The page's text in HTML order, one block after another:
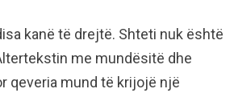
kanë të drejtë. Shteti nuk është
me mundësitë dhe
qeveria mund të krijojë një